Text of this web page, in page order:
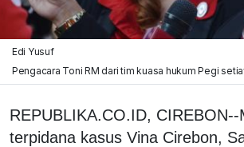
Edi Yusuf
Pengacara Toni RM dari tim kuasa hukum Pegi
REPUBLIKA.CO.ID, CIREBON--
terpidana kasus Vina Cirebon,